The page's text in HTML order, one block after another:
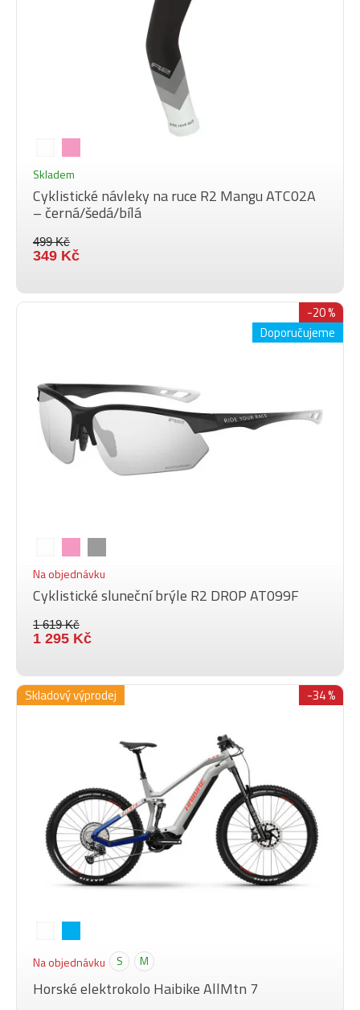
Skladem
Cyklistické návleky na ruce R2 Mangu ATC02A
– černá/šedá/bílá
499 Kč
349 Kč
Doporučujeme
-20 %
Na objednávku
Cyklistické sluneční brýle R2 DROP AT099F
1 619 Kč
1 295 Kč
Skladový výprodej -34 %
Na objednávku S M
Horské elektrokolo Haibike AllMtn 7